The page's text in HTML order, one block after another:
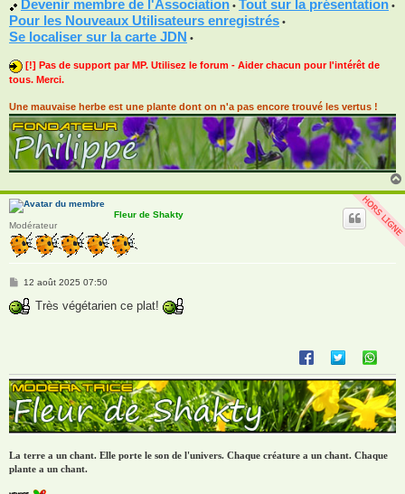
Devenir membre de l'Association • Tout sur la présentation •
Pour les Nouveaux Utilisateurs enregistrés •
Se localiser sur la carte JDN •
[!] Pas de support par MP. Utilisez le forum - Aider chacun pour l'intérêt de
tous. Merci.
Une mauvaise herbe est une plante dont on n'a pas encore trouvé les vertus !
Fleur de Shakty
Modérateur
M
s
s
12 août 2025 07:50
Très végétarien ce plat!
La terre a un chant. Elle porte le son de l'univers. Chaque créature a un chant. Chaque
plante a un chant.